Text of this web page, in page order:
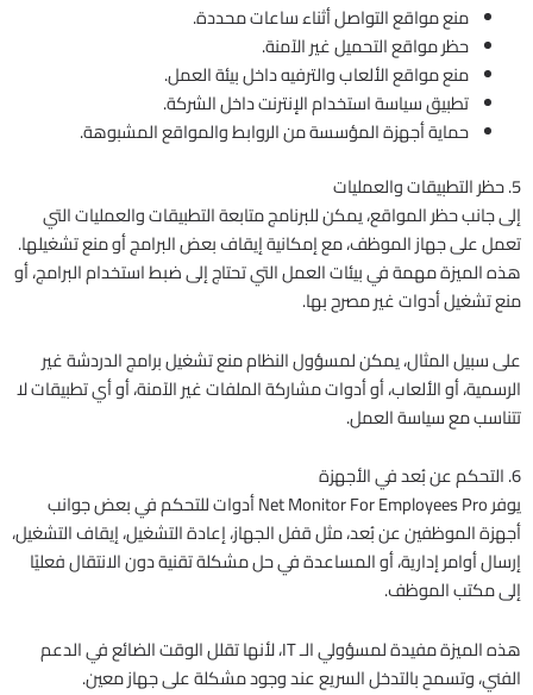
منع مواقع التواصل أثناء ساعات محددة.
حظر مواقع التحميل غير الآمنة.
منع مواقع الألعاب والترفيه داخل بيئة العمل.
تطبيق سياسة استخدام الإنترنت داخل الشركة.
حماية أجهزة المؤسسة من الروابط والمواقع المشبوهة.
5. حظر التطبيقات والعمليات
إلى جانب حظر المواقع، يمكن للبرنامج متابعة التطبيقات والعمليات التي
تعمل على جهاز الموظف، مع إمكانية إيقاف بعض البرامج أو منع تشغيلها.
هذه الميزة مهمة في بيئات العمل التي تحتاج إلى ضبط استخدام البرامج، أو
منع تشغيل أدوات غير مصرح بها.
على سبيل المثال، يمكن لمسؤول النظام منع تشغيل برامج الدردشة غير
الرسمية، أو الألعاب، أو أدوات مشاركة الملفات غير الآمنة، أو أي تطبيقات لا
تتناسب مع سياسة العمل.
6. التحكم عن بُعد في الأجهزة
يوفر Net Monitor For Employees Pro أدوات للتحكم في بعض جوانب
أجهزة الموظفين عن بُعد، مثل قفل الجهاز، إعادة التشغيل، إيقاف التشغيل،
إرسال أوامر إدارية، أو المساعدة في حل مشكلة تقنية دون الانتقال فعليًا
إلى مكتب الموظف.
هذه الميزة مفيدة لمسؤولي الـ IT، لأنها تقلل الوقت الضائع في الدعم
الفني، وتسمح بالتدخل السريع عند وجود مشكلة على جهاز معين.